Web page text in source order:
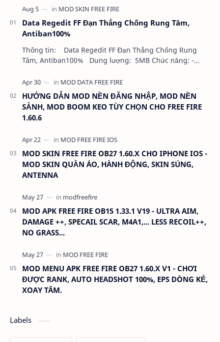
Data Regedit FF Đạn Thẳng Chống Rung Tâm,
Antiban100%
Thông tin: Data Regedit FF Đạn Thẳng Chống Rung
Tâm, Antiban100% Dung lượng: 5MB Chức năng: -
HƯỚNG DẪN MOD NỀN ĐĂNG NHẬP, MOD NỀN
SẢNH, MOD BOOM KEO TÙY CHỌN CHO FREE FIRE
1.60.6
MOD SKIN FREE FIRE OB27 1.60.X CHO IPHONE IOS -
MOD SKIN QUẦN ÁO, HÀNH ĐỘNG, SKIN SÚNG,
ANTENNA
MOD APK FREE FIRE OB15 1.33.1 V19 - ULTRA AIM,
DAMAGE ++, SPECAIL SCAR, M4A1,... LESS RECOIL++,
NO GRASS...
MOD MENU APK FREE FIRE OB27 1.60.X V1 - CHƠI
ĐƯỢC RANK, AUTO HEADSHOT 100%, EPS DÒNG KẺ,
XOAY TÂM.
Labels